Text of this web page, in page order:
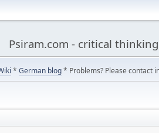
Psiram.com - critical
* German blog* Problems? Please contact